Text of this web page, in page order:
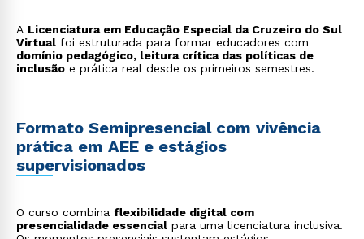
A Licenciatura em Educação Especial da Cruzeiro do Sul
Virtual foi estruturada para formar educadores com
domínio pedagógico, leitura crítica das políticas de
inclusão e prática real desde os primeiros semestres.
Formato Semipresencial com vivência
prática em AEE e estágios
supervisionados
O curso combina flexibilidade digital com
presencialidade essencial para uma licenciatura inclusiva.